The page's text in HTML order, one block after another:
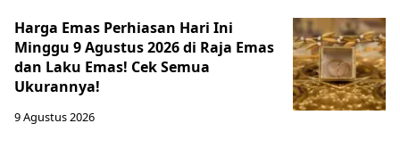
Harga Emas Perhiasan Hari Ini
Minggu 9 Agustus 2026 di Raja Emas
dan Laku Emas! Cek Semua
Ukurannya!
9 Agustus 2026